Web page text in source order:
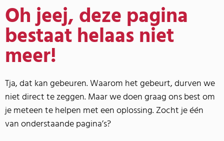
Oh jeej, deze pagina
bestaat helaas niet
meer!
Tja, dat kan gebeuren. Waarom het gebeurt, durven we
niet direct te zeggen. Maar we doen graag ons best om
je meteen te helpen met een oplossing. Zocht je één
van onderstaande pagina’s?